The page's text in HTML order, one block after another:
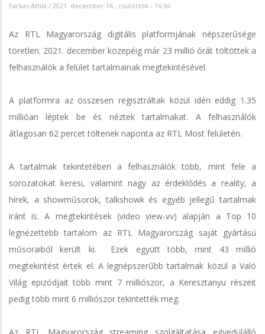
Farkas Attila / 2021. december 16., csütörtök - 16:36
Az RTL Magyarország digitális platformjának népszerűsége
töretlen. 2021. december közepéig már 23 millió órát töltöttek a
felhasználók a felület tartalmainak megtekintésével.
A platformra az összesen regisztráltak közül idén eddig 1.35
millióan léptek be és néztek tartalmakat. A felhasználók
átlagosan 62 percet töltenek naponta az RTL Most felületén.
A tartalmak tekintetében a felhasználók több, mint fele a
sorozatokat keresi, valamint nagy az érdeklődés a reality, a
hírek, a showműsorok, talkshowk és egyéb jellegű tartalmak
iránt is. A megtekintések (video view-vv) alapján a Top 10
legnézettebb tartalom az RTL Magyarország saját gyártású
műsoraiból került ki. Ezek együtt több, mint 43 millió
megtekintést értek el. A legnépszerűbb tartalmak közül a Való
Világ epizódjait több mint 7 milliószor, a Keresztanyu részeit
pedig több mint 6 milliószor tekintették meg.